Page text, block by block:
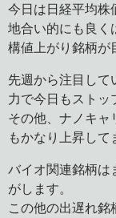
今日は日経平均株
地合い的にも良く
構値上がり銘柄が
先週から注目して
力で今日もストッ
その他、ナノキャ
もかなり上昇して
バイオ関連銘柄は
がします。
この他の出遅れ銘